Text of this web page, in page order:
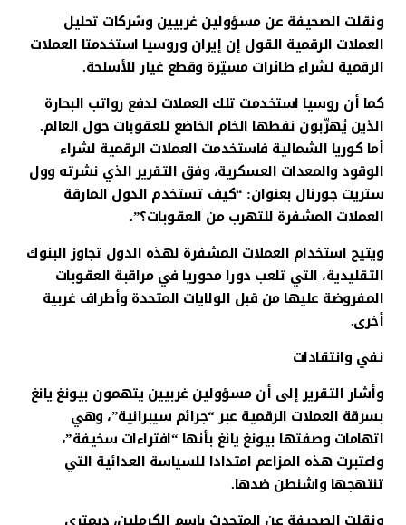
ونقلت الصحيفة عن مسؤولين غربيين وشركات تحليل
العملات الرقمية القول إن إيران وروسيا استخدمتا العملات
الرقمية لشراء طائرات مسيّرة وقطع غيار للأسلحة.
كما أن روسيا استخدمت تلك العملات لدفع رواتب البحارة
الذين يُهرِّبون نفطها الخام الخاضع للعقوبات حول العالم.
أما كوريا الشمالية فاستخدمت العملات الرقمية لشراء
الوقود والمعدات العسكرية، وفق التقرير الذي نشرته وول
ستريت جورنال بعنوان: “كيف تستخدم الدول المارقة
العملات المشفرة للتهرب من العقوبات؟”.
ويتيح استخدام العملات المشفرة لهذه الدول تجاوز البنوك
التقليدية، التي تلعب دورا محوريا في مراقبة العقوبات
المفروضة عليها من قبل الولايات المتحدة وأطراف غربية
أخرى.
نفي وانتقادات
وأشار التقرير إلى أن مسؤولين غربيين يتهمون بيونغ يانغ
بسرقة العملات الرقمية عبر “جرائم سيبرانية”، وهي
اتهامات وصفتها بيونغ يانغ بأنها “افتراءات سخيفة”،
واعتبرت هذه المزاعم امتدادا للسياسة العدائية التي
تنتهجها واشنطن ضدها.